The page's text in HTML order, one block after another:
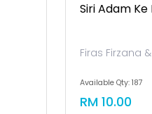
Siri Adam Ke
Firas Firzana
Available Qty: 187
RM 10.00